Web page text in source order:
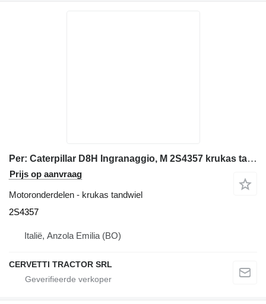
Per: Caterpillar D8H Ingranaggio, M 2S4357 krukas tandwiel voor Caterpillar D8H bulldozer
Prijs op aanvraag
Motoronderdelen - krukas tandwiel
2S4357
Italië, Anzola Emilia (BO)
CERVETTI TRACTOR SRL